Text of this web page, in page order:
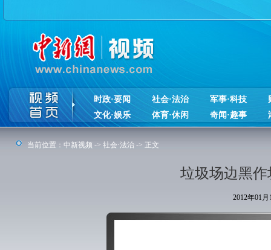
时政·要闻 社会·法治 军事·科技
文化·娱乐
体育·休闲 奇闻·趣事
当前位置： 中新视频 -> 社会·法治 -> 正文
垃圾场边黑
2012年01